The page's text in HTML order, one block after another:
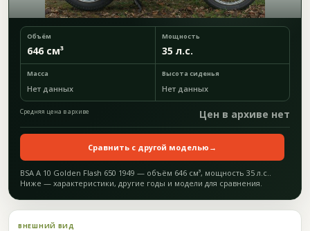
Объём
646 см³
Мощность
35 л.с.
Масса
Нет данных
Высота сиденья
Нет данных
Средняя цена в архиве Цен в архиве нет
Сравнить с другой моделью →
BSA A 10 Golden Flash 650 1949 — объём 646 см³, мощность 35 л.с..
Ниже — характеристики, другие годы и модели для сравнения.
ВНЕШНИЙ ВИД